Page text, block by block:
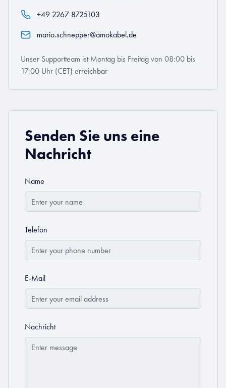
+49 2267 8725103
mario.schnepper@amokabel.de
Unser Supportteam ist Montag bis Freitag von 08:00 bis
17:00 Uhr (CET) erreichbar
Senden Sie uns eine
Nachricht
Name
Telefon
E-Mail
Nachricht